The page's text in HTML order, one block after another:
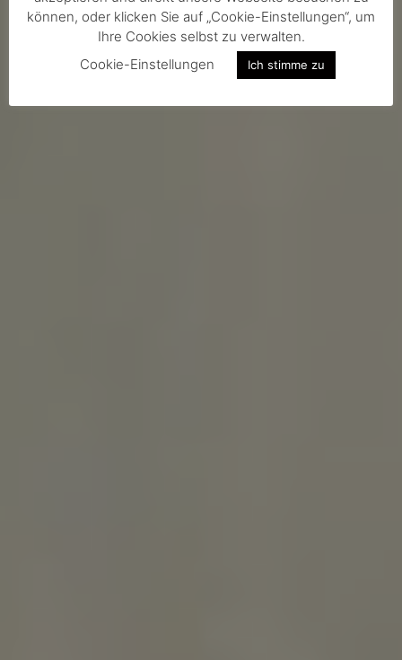
können, oder klicken Sie auf „Cookie-Einstellungen“, um
Ihre Cookies selbst zu verwalten.
Cookie-Einstellungen
Ich stimme zu